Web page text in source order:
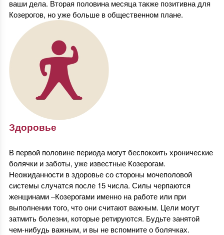
ваши дела. Вторая половина месяца также позитивна для
Козерогов, но уже больше в общественном плане.
Здоровье
В первой половине периода могут беспокоить хронические
болячки и заботы, уже известные Козерогам.
Неожиданности в здоровье со стороны мочеполовой
системы случатся после 15 числа. Силы черпаются
женщинами –Козерогами именно на работе или при
выполнении того, что они считают важным. Цели могут
затмить болезни, которые ретируются. Будьте занятой
чем-нибудь важным, и вы не вспомните о болячках.